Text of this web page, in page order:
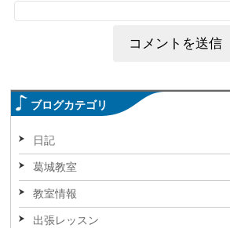
ブログカテゴリ
日記
葛城教室
教室情報
出張レッスン